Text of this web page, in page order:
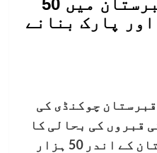
تاریخی چوکنڈی قبرستان میں 50
پارک بنانے
چوکنڈی کی
قبروں کی بحالی کا
فیصلہ کرتے ہوئے قبرستان کے اندر 50 ہزار